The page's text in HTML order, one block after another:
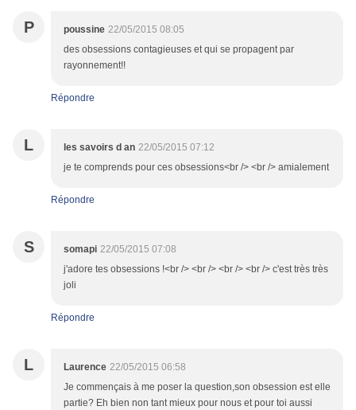
P poussine 22/05/2015 08:05
des obsessions contagieuses et qui se propagent par
rayonnement!!
Répondre
L les savoirs d an 22/05/2015 07:12
je te comprends pour ces obsessions<br /> <br /> amialement
Répondre
S somapi 22/05/2015 07:08
j'adore tes obsessions !<br /> <br /> <br /> <br /> c'est très très
joli
Répondre
L Laurence 22/05/2015 06:58
Je commençais à me poser la question,son obsession est elle
partie? Eh bien non tant mieux pour nous et pour toi aussi